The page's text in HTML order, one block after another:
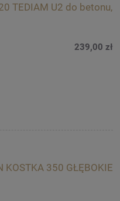
TEDIAM U2 do betonu,
239,00 zł
KOSTKA 350 GŁĘBOKIE